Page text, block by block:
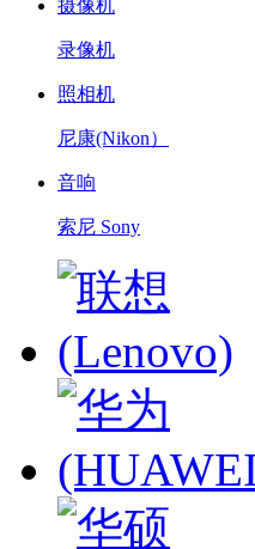
摄像机
录像机
照相机
尼康(Nikon）
音响
索尼 Sony